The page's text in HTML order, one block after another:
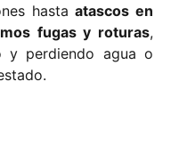
hastaatascos en
fugas y roturas,
y perdiendo agua o